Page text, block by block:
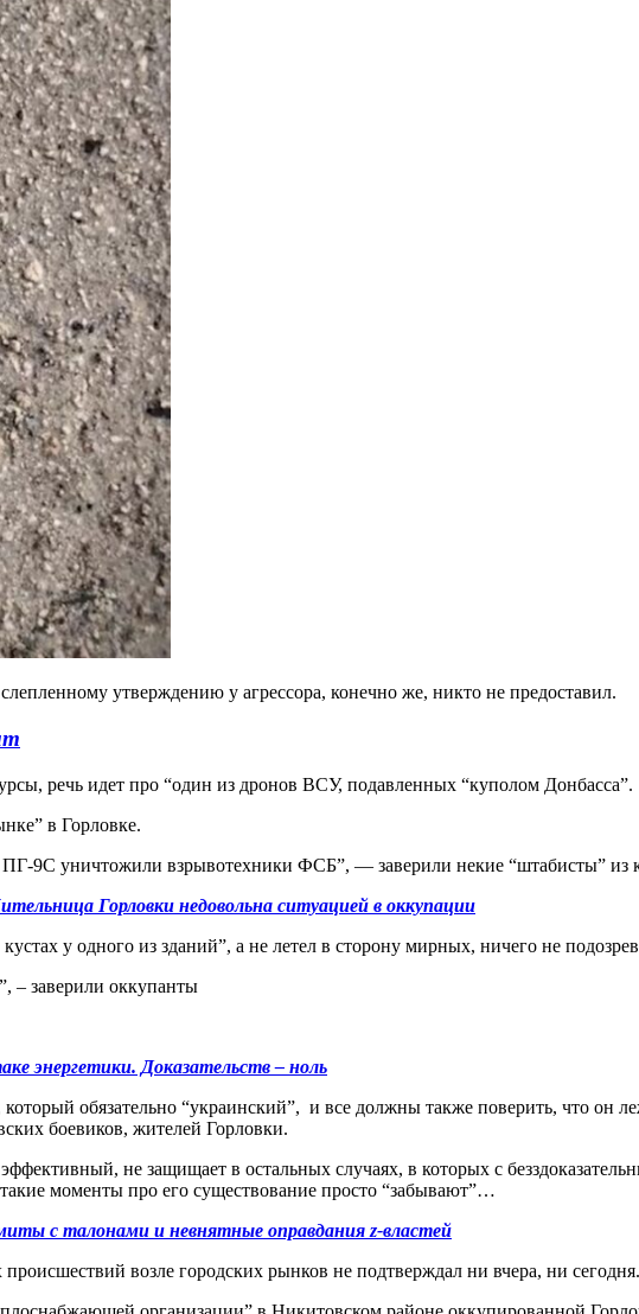
утверждению у агрессора, конечно же, никто не предоставил.
речь идет про “один из дронов ВСУ, подавленных “куполом Донбасса”.
в Горловке.
ПГ-9С уничтожили взрывотехники ФСБ”, — заверили некие “штабисты”
Горловки недовольна ситуацией в оккупации
у одного из зданий”, а не летел в сторону мирных, ничего не
– заверили оккупанты
энергетики. Доказательств – ноль
обязательно “украинский”, и все должны также поверить, что он
боевиков, жителей Горловки.
не защищает в остальных случаях, в которых с
моменты про его существование просто “забывают”…
с талонами и невнятные оправдания z-властей
возле городских рынков не подтверждал ни вчера, ни сегодня.